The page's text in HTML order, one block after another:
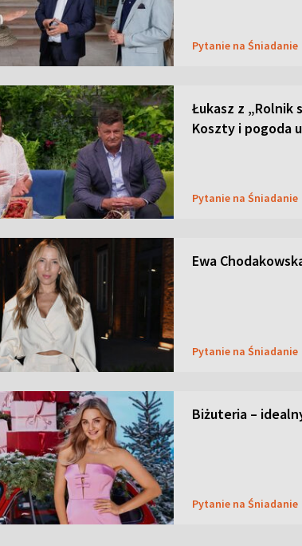
Pytanie na Śniadanie
Łukasz z „Rolnik
Koszty i pogoda
Pytanie na Śniadanie
Ewa
Pytanie na Śniadanie
Biżuteria –
Pytanie na Śniadanie